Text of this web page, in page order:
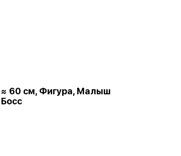
≈ 60 см, Фигура, Малыш
Босс